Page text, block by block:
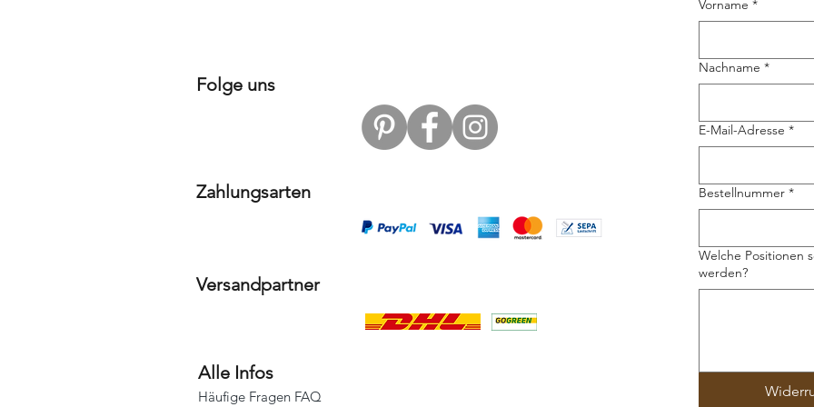
Folge uns
Zahlungsarten
Vorname *
Nachname *
E-Mail-Adresse *
Bestellnummer *
Welche Positionen
werden?
Versandpartner
Alle Infos
Häufige Fragen FAQ